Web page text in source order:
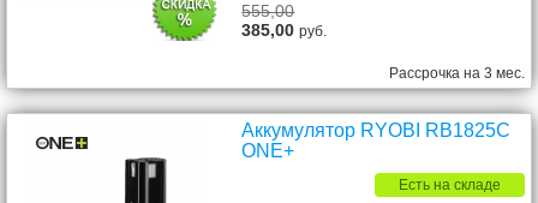
555,00
385,00руб.
Рассрочка на 3 мес.
Аккумулятор RYOBI RB1825C
ONE+
Есть на складе